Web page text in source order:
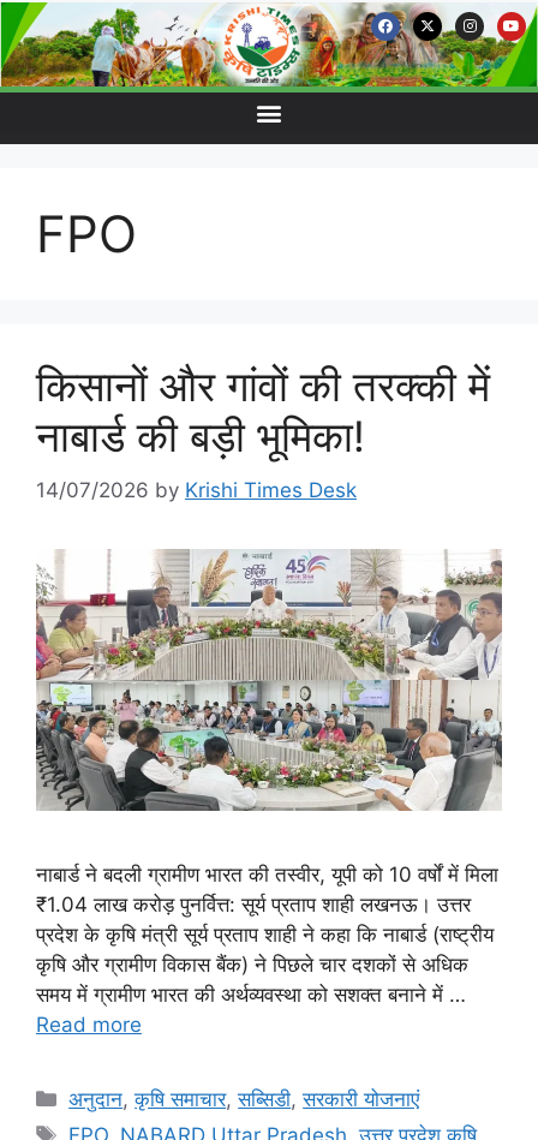
FPO
किसानों और गांवों की तरक्की में
नाबार्ड की बड़ी भूमिका!
14/07/2026 by Krishi Times Desk
नाबार्ड ने बदली ग्रामीण भारत की तस्वीर, यूपी को 10 वर्षों में मिला
₹1.04 लाख करोड़ पुनर्वित्त: सूर्य प्रताप शाही लखनऊ। उत्तर
प्रदेश के कृषि मंत्री सूर्य प्रताप शाही ने कहा कि नाबार्ड (राष्ट्रीय
कृषि और ग्रामीण विकास बैंक) ने पिछले चार दशकों से अधिक
समय में ग्रामीण भारत की अर्थव्यवस्था को सशक्त बनाने में …
Read more
अनुदान,कृषि समाचार,सब्सिडी,सरकारी योजनाएं
FPO, NABARD Uttar Pradesh,उत्तर प्रदेश कृषि